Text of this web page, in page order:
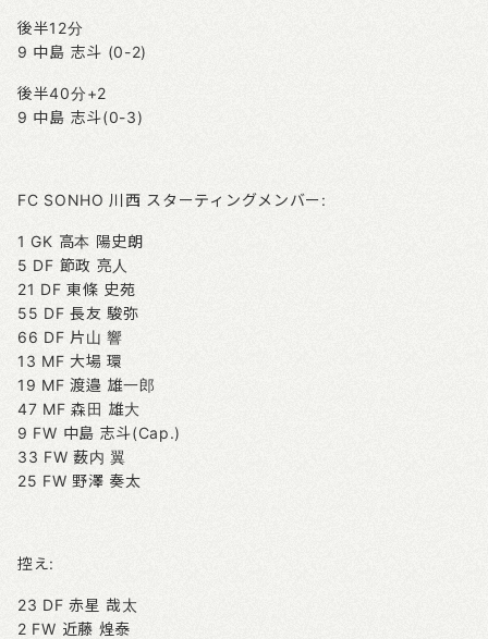
後半12分
9 中島 志斗 (0-2)
後半40分+2
9 中島 志斗(0-3)
FC SONHO 川西 スターティングメンバー:
1 GK 高本 陽史朗
5 DF 節政 亮人
21 DF 東條 史苑
55 DF 長友 駿弥
66 DF 片山 響
13 MF 大場 環
19 MF 渡邉 雄一郎
47 MF 森田 雄大
9 FW 中島 志斗(Cap.)
33 FW 薮内 翼
25 FW 野澤 奏太
控え:
23 DF 赤星 哉太
2 FW 近藤 煌泰